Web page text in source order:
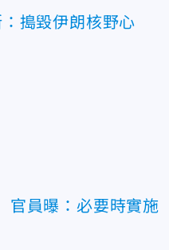
搗毀伊朗核野心
員曝：必要時實施